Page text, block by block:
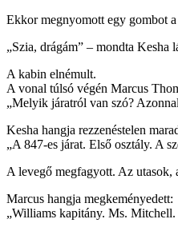
Ekkor megnyomott egy gombot
„Szia, drágám” – mondta Kesha
A kabin elnémult.
A vonal túlsó végén Marcus
„Melyik járatról van szó?
Kesha hangja rezzenéstelen
„A 847-es járat. Első osztály. A
A levegő megfagyott. Az
Marcus hangja megkeményedett:
„Williams kapitány. Ms.